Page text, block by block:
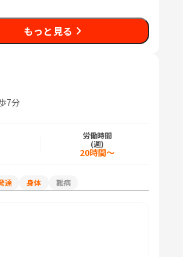
もっと見る
7分
労働時間
(週)
20時間～
達 身体
難病